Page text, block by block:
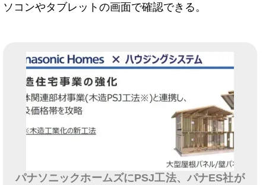
ソコンやタブレットの画面で確認できる。
パナソニックホームズにPSJ工法、パナES社が